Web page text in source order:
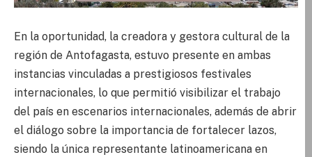
En la oportunidad, la creadora y gestora cultural de la
región de Antofagasta, estuvo presente en ambas
instancias vinculadas a prestigiosos festivales
internacionales, lo que permitió visibilizar el trabajo
del país en escenarios internacionales, además de abrir
el diálogo sobre la importancia de fortalecer lazos,
siendo la única representante latinoamericana en